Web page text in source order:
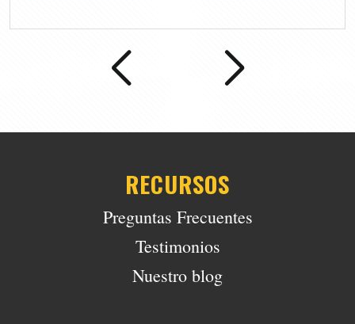
RECURSOS
Preguntas Frecuentes
Testimonios
Nuestro blog